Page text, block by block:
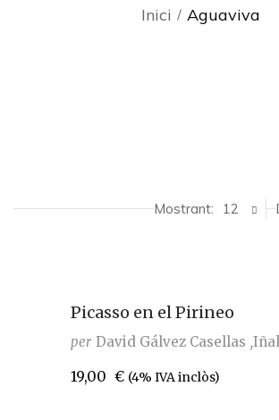
Inici Aguaviva
Mostrant: 12
Picasso en el Pirineo
per David Gálvez Casellas
19,00 € (4% IVA inclòs)